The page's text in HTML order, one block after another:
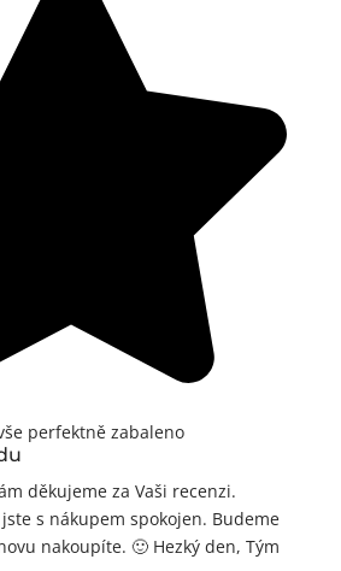
perfektně zabaleno
děkujeme za Vaši recenzi.
s nákupem spokojen. Budeme
nakoupíte. 🙂 Hezký den, Tým